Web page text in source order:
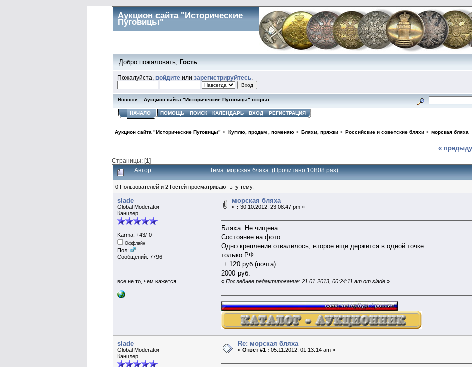
Аукцион сайта "Исторические
Пуговицы"
Добро пожаловать, Гость
Пожалуйста,войдите илизарегистрируйтесь
Новости: Аукцион сайта "Исторические Пуговицы" открыт.
НАЧАЛО ПОМОЩЬ ПОИСК КАЛЕНДАРЬ ВХОД РЕГИСТРАЦИЯ
Аукцион сайта "Исторические Пуговицы" > Куплю, продам , поменяю> Бляхи, пряжки> Российские и советские бляхи> морская бляха
«
Страницы: [1]
Автор Тема: морская бляха (Прочитано 10808 раз)
0 Пользователей и 2 Гостей просматривают эту тему.
slade
Global Moderator
Канцлер
Karma: +43/-0
Оффлайн
Пол:
Сообщений: 7796
все не то, чем кажется
морская бляха
« : 30.10.2012, 23:08:47 pm »
Бляха. Не чищена.
Состояние на фото.
Одно крепление отвалилось, второе еще держится в одной точке
только РФ
+ 120 руб (почта)
2000 руб.
« Последнее редактирование: 21.01.2013, 00:24:11 am от slade»
slade
Global Moderator
Канцлер
Re: морская бляха
«Ответ #1 : 05.11.2012, 01:13:14 am »